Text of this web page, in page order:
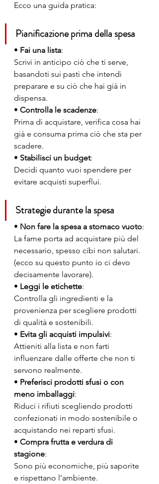
Ecco una guida pratica:
Pianificazione prima della spesa
• Fai una lista:
Scrivi in anticipo ciò che ti serve,
basandoti sui pasti che intendi
preparare e su ciò che hai già in
dispensa.
• Controlla le scadenze:
Prima di acquistare, verifica cosa hai
già e consuma prima ciò che sta per
scadere.
• Stabilisci un budget:
Decidi quanto vuoi spendere per
evitare acquisti superflui.
Strategie durante la spesa
• Non fare la spesa a stomaco vuoto:
La fame porta ad acquistare più del
necessario, spesso cibi non salutari.
(ecco su questo punto io ci devo
decisamente lavorare).
• Leggi le etichette:
Controlla gli ingredienti e la
provenienza per scegliere prodotti
di qualità e sostenibili.
• Evita gli acquisti impulsivi:
Attieniti alla lista e non farti
influenzare dalle offerte che non ti
servono realmente.
• Preferisci prodotti sfusi o con
meno imballaggi:
Riduci i rifiuti scegliendo prodotti
confezionati in modo sostenibile o
acquistando nei reparti sfusi.
• Compra frutta e verdura di
stagione:
Sono più economiche, più saporite
e rispettano l’ambiente.